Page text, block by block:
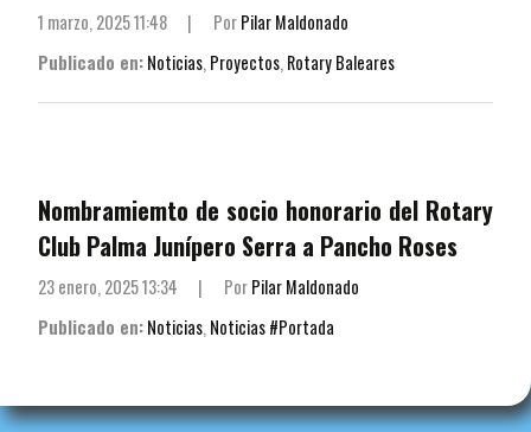
1 marzo, 2025 11:48 | PorPilar Maldonado
Publicado en:Noticias, Proyectos, Rotary Baleares
Nombramiemto de socio honorario del Rotary
Club Palma Junípero Serra a Pancho Roses
23 enero, 2025 13:34 | PorPilar Maldonado
Publicado en:Noticias,Noticias #Portada